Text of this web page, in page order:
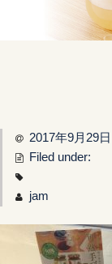
Concept
Contact
2017年9月29日
Filed under:
jam